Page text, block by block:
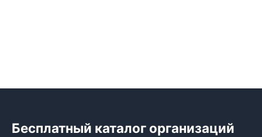
Бесплатный каталог организаций